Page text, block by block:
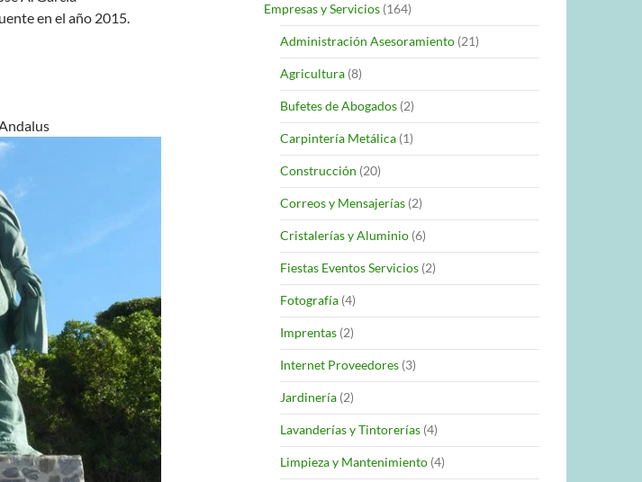
en el año 2015.
Empresas y Servicios (164)
Administración Asesoramiento (21)
Agricultura (8)
Bufetes de Abogados (2)
Carpintería Metálica (1)
Construcción (20)
Correos y Mensajerías (2)
Cristalerías y Aluminio (6)
Fiestas Eventos Servicios (2)
Fotografía (4)
Imprentas (2)
Internet Proveedores (3)
Jardinería (2)
Lavanderías y Tintorerías (4)
Limpieza y Mantenimiento (4)